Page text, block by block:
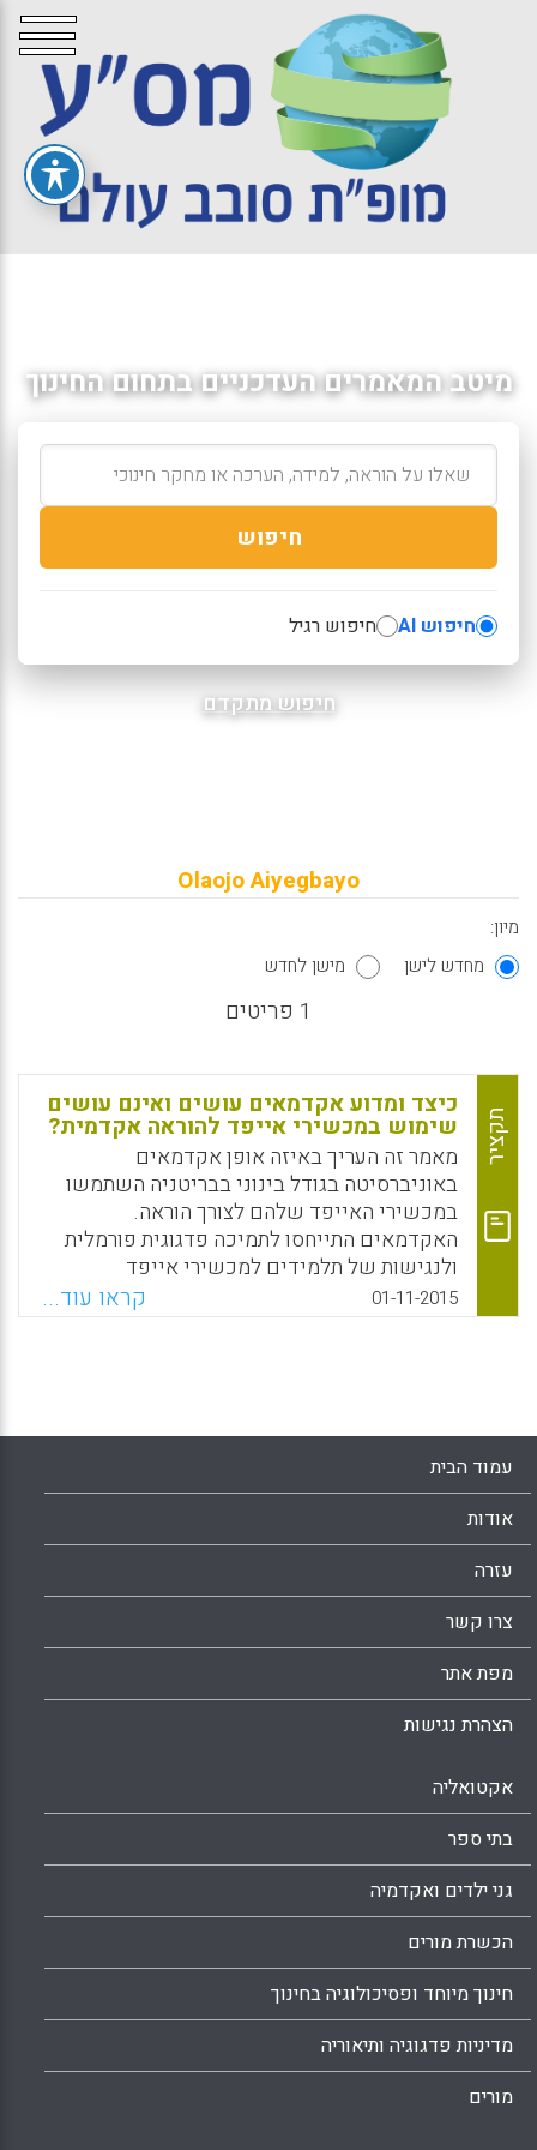
מיטב המאמרים העדכניים בתחום החינוך
חיפוש
חיפוש AI חיפוש רגיל
חיפוש מתקדם
Olaojo Aiyegbayo
מיון:
מחדש לישן
מישן לחדש
1 פריטים
תקציר
כיצד ומדוע אקדמאים עושים ואינם עושים
שימוש במכשירי אייפד להוראה אקדמית?
מאמר זה העריך באיזה אופן אקדמאים
באוניברסיטה בגודל בינוני בבריטניה השתמשו
במכשירי האייפד שלהם לצורך הוראה.
האקדמאים התייחסו לתמיכה פדגוגית פורמלית
ולנגישות של תלמידים למכשירי אייפד
כחשובים עבור שימוש אפקטיבי במכשירי
האייפד שלהם לצורך הוראה (Aiyegbayo, Olaojo,
01-11-2015 קראו עוד...
עמוד הבית
אודות
עזרה
צרו קשר
מפת אתר
הצהרת נגישות
אקטואליה
בתי ספר
גני ילדים ואקדמיה
הכשרת מורים
חינוך מיוחד ופסיכולוגיה בחינוך
מדיניות פדגוגיה ותיאוריה
מורים